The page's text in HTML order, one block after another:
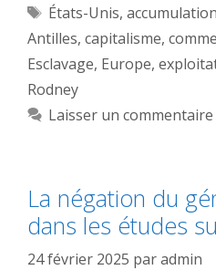
Étiquettes
États-Unis,
Antilles, capitalisme,
Esclavage, Europe,
Rodney
Laisser un commentaire
La négation du
dans les études
24 février 2025 paradmin